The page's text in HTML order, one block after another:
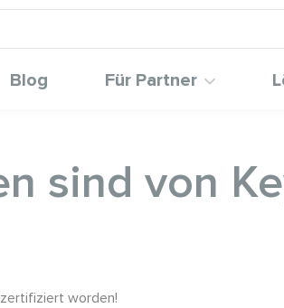
Blog Für Partner
sind von
worden!